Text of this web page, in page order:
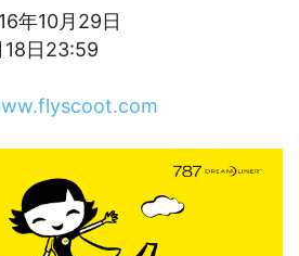
年10月29日
18日23:59